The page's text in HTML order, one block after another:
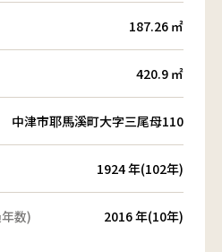
187.26 ㎡
420.9 ㎡
中津市耶馬溪町大字三尾母110
1924 年(102年)
数) 2016 年(10年)